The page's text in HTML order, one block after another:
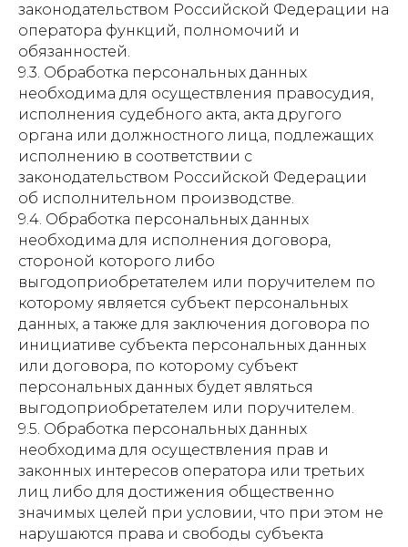
законодательством Российской Федерации на
оператора функций, полномочий и
обязанностей.
9.3. Обработка персональных данных
необходима для осуществления правосудия,
исполнения судебного акта, акта другого
органа или должностного лица, подлежащих
исполнению в соответствии с
законодательством Российской Федерации
об исполнительном производстве.
9.4. Обработка персональных данных
необходима для исполнения договора,
стороной которого либо
выгодоприобретателем или поручителем по
которому является субъект персональных
данных, а также для заключения договора по
инициативе субъекта персональных данных
или договора, по которому субъект
персональных данных будет являться
выгодоприобретателем или поручителем.
9.5. Обработка персональных данных
необходима для осуществления прав и
законных интересов оператора или третьих
лиц либо для достижения общественно
значимых целей при условии, что при этом не
нарушаются права и свободы субъекта